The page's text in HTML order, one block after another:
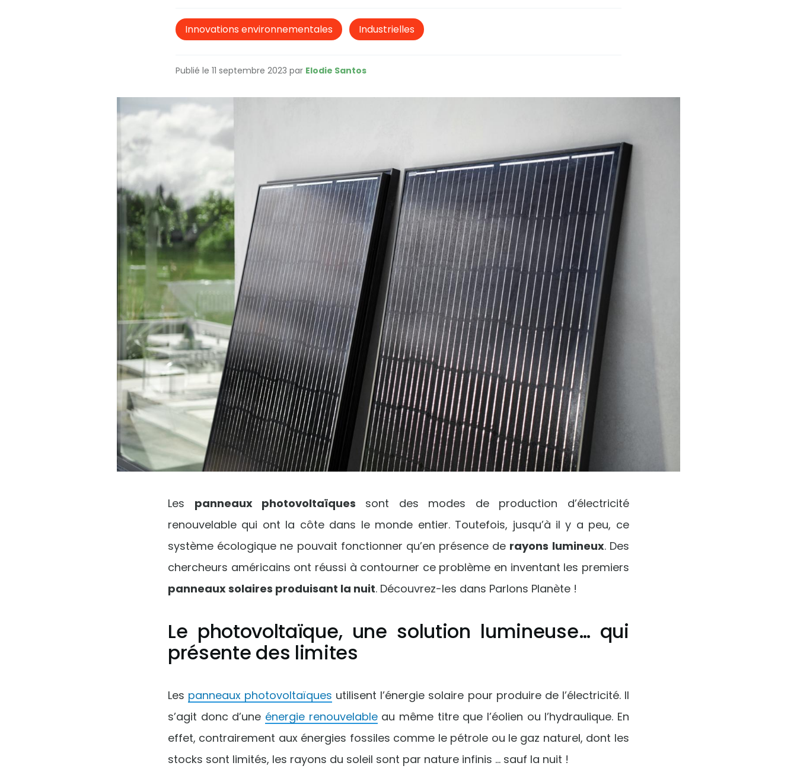
Innovations environnementales Industrielles
Publié le 11 septembre 2023 par Elodie Santos
Les panneaux photovoltaïques sont des modes de production d’électricité
renouvelable qui ont la côte dans le monde entier. Toutefois, jusqu’à il y a peu, ce
système écologique ne pouvait fonctionner qu’en présence de rayons lumineux. Des
chercheurs américains ont réussi à contourner ce problème en inventant les premiers
panneaux solaires produisant la nuit. Découvrez-les dans Parlons Planète !
Le photovoltaïque, une solution lumineuse… qui
présente des limites
Les panneaux photovoltaïques utilisent l’énergie solaire pour produire de l’électricité. Il
s’agit donc d’une énergie renouvelableau même titre que l’éolien ou l’hydraulique. En
effet, contrairement aux énergies fossiles comme le pétrole ou le gaz naturel, dont les
stocks sont limités, les rayons du soleil sont par nature infinis … sauf la nuit !